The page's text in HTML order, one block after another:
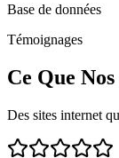
Base de données
Témoignages
Ce Que
Des sites internet